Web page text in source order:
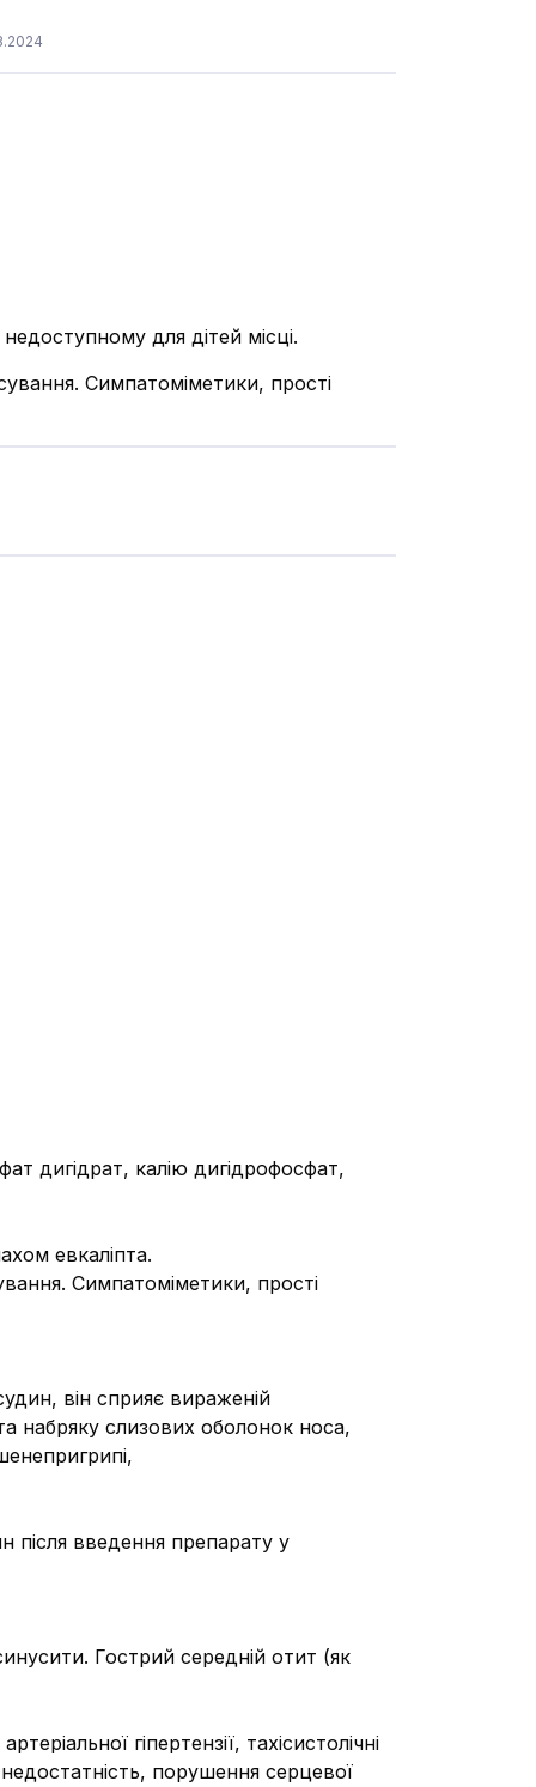
для дітей місці.
Симпатоміметики, прості
дигідрат, калію дигідрофосфат,
евкаліпта.
Симпатоміметики, прості
він сприяє вираженій
набряку слизових оболонок носа,
після введення препарату у
Гострий середній отит (як
гіпертензії, тахісистолічні
порушення серцевої